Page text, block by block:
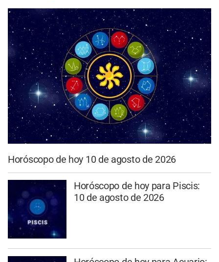
Horóscopo de hoy 10 de agosto de 2026
Horóscopo de hoy para Piscis:
10 de agosto de 2026